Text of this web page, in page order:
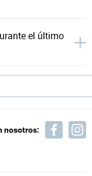
el último
nosotros: